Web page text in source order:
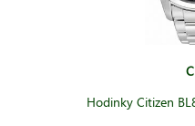
Hodinky Citizen